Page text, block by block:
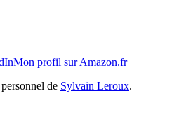
Mon profil sur Amazon.fr
de Sylvain Leroux.